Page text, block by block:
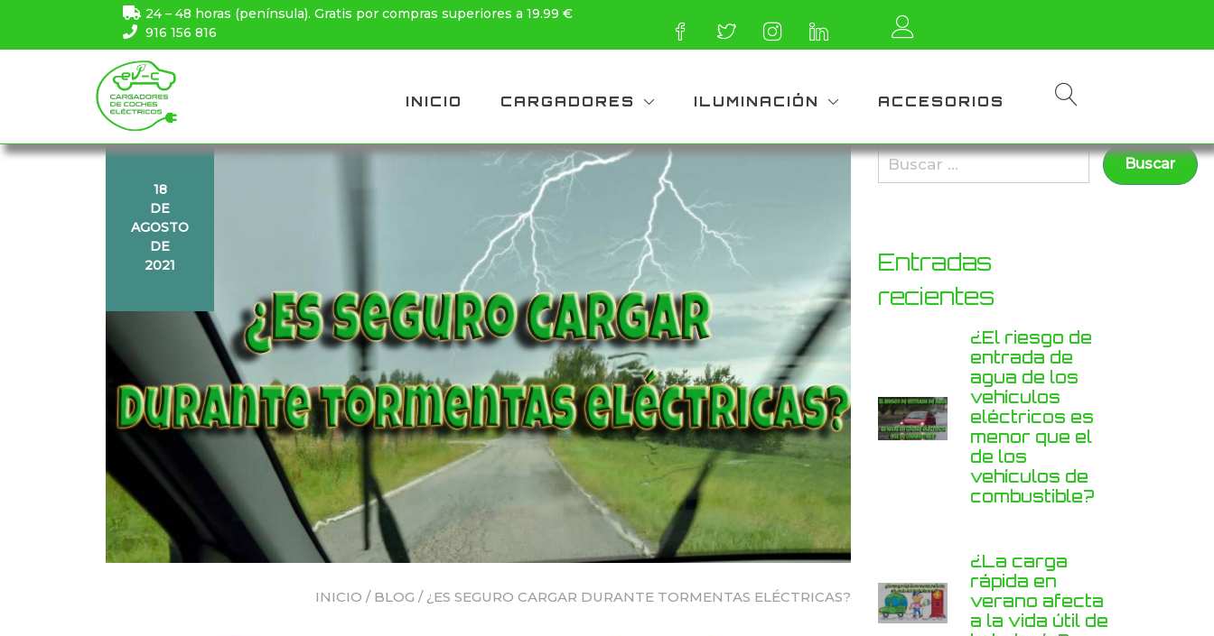
24 – 48 horas (península). Gratis por compras superiores a 19.99 €
916 156 816
INICIO CARGADORES ILUMINACIÓN ACCESORIOS
18
DE
AGOSTO
DE
2021
INICIO / BLOG / ¿ES SEGURO CARGAR DURANTE TORMENTAS ELÉCTRICAS?
Entradas
recientes
¿El riesgo de
entrada de
agua de los
vehículos
eléctricos es
menor que el
de los
vehículos de
combustible?
¿La carga
rápida en
verano afecta
a la vida útil de